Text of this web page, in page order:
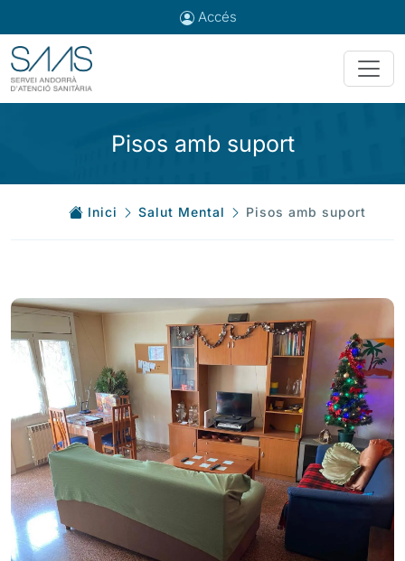
Accés
Pisos amb suport
Inici Salut Mental Pisos amb suport